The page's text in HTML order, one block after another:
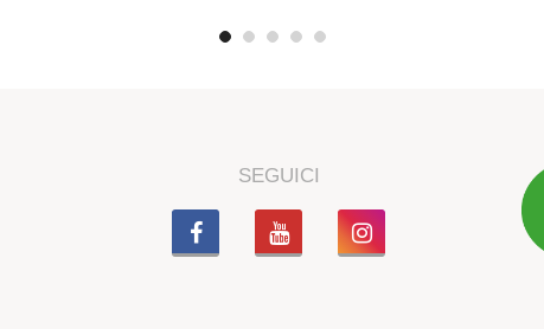
SEGUICI